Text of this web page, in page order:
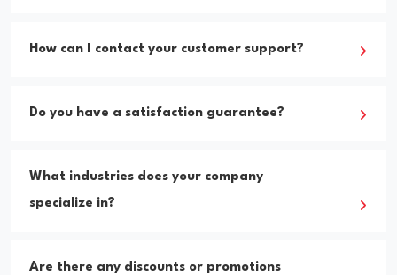
How can I contact your customer support?
Do you have a satisfaction guarantee?
What industries does your company
specialize in?
Are there any discounts or promotions